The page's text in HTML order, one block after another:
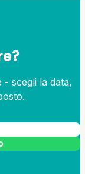
scegli la data,